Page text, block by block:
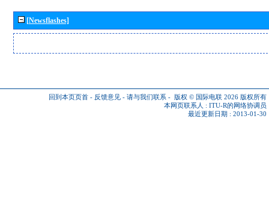
[Newsflashes]
回到本页页首 - 反馈意见 - 请与我们联系 - 版权 © 国际电联 2026 版权所有
本网页联系人 : ITU-R的网络协调员
最近更新日期 : 2013-01-30